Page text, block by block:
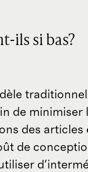
ils si bas?
de minimiser
des articles
de